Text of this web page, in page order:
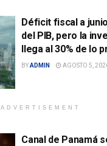
Déficit fiscal a
del PIB, pero la
llega al 30% de lo
BYADMIN AGOSTO 5,
ADVERTISEMENT
Canal de Panamá